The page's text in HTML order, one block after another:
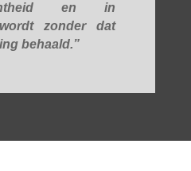
en in
zonder dat
behaald.”